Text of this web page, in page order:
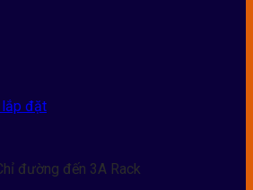
lắp đặt
đường đến 3A Rack